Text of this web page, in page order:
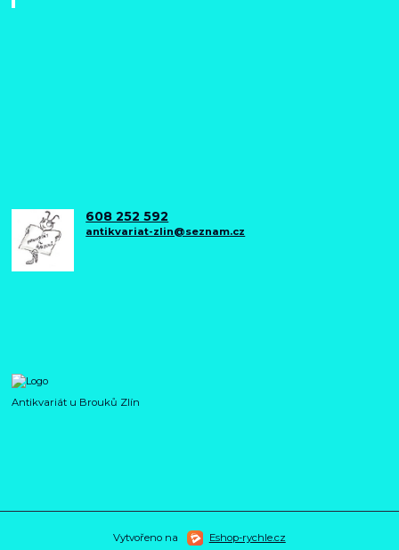
608 252 592
antikvariat-zlin@seznam.cz
Antikvariát u Brouků Zlín
Vytvořeno na Eshop-rychle.cz